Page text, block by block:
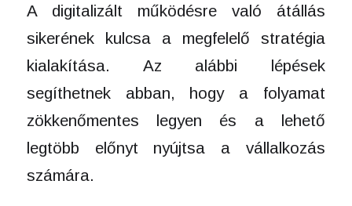
A digitalizált működésre való átállás
sikerének kulcsa a megfelelő stratégia
kialakítása. Az alábbi lépések
segíthetnek abban, hogy a folyamat
zökkenőmentes legyen és a lehető
legtöbb előnyt nyújtsa a vállalkozás
számára.